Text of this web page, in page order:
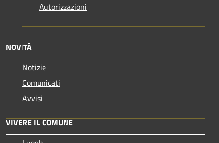
Autorizzazioni
NOVITÀ
Notizie
Comunicati
Avvisi
VIVERE IL COMUNE